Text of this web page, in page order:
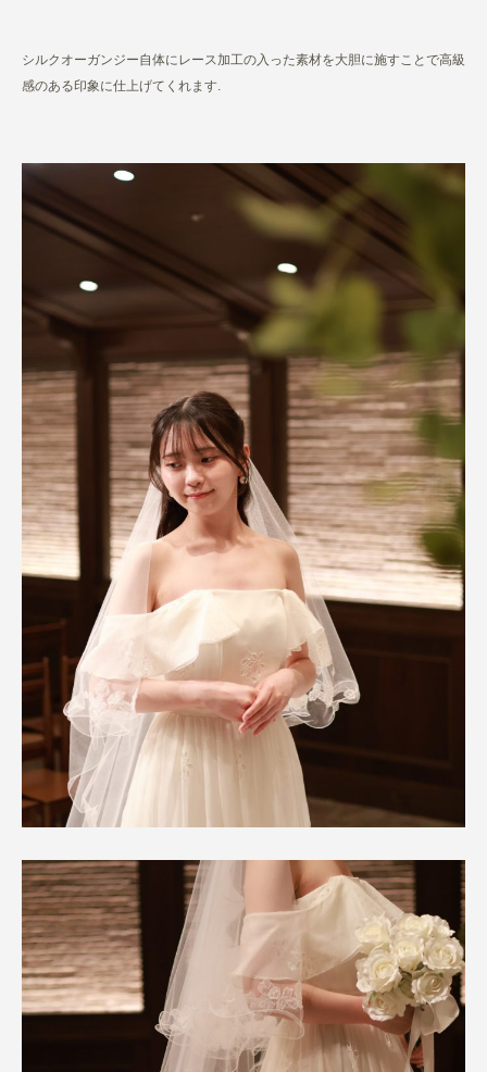
シルクオーガンジー自体にレース加工の入った素材を大胆に施すことで高級
感のある印象に仕上げてくれます.